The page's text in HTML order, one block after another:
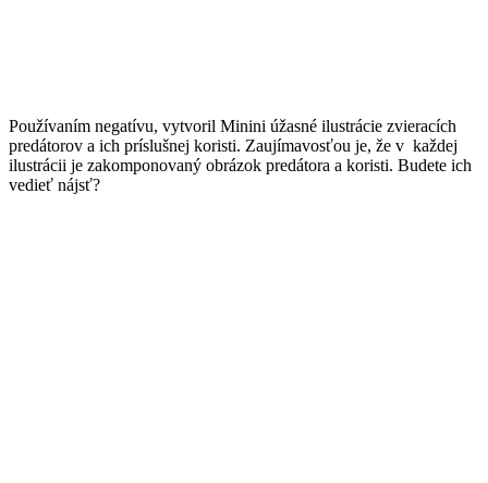
Používaním negatívu, vytvoril Minini úžasné ilustrácie zvieracích
predátorov a ich príslušnej koristi. Zaujímavosťou je, že v každej
ilustrácii je zakomponovaný obrázok predátora a koristi. Budete ich
vedieť nájsť?